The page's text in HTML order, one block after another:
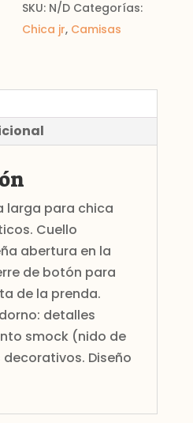
SKU: N/D Categorías:
Chica jr, Camisas
larga para chica
Cuello
abertura en la
de botón para
de la prenda.
detalles
smock (nido de
Diseño